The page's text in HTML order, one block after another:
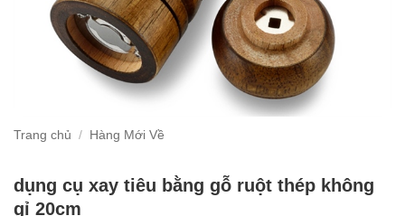
Trang chủ / Hàng Mới Về
dụng cụ xay tiêu bằng gỗ ruột thép không
gỉ 20cm